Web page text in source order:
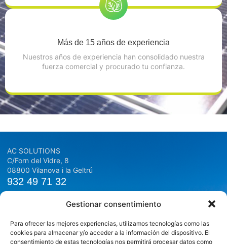
Gestionar consentimiento
Para ofrecer las mejores experiencias, utilizamos tecnologías como las
cookies para almacenar y/o acceder a la información del dispositivo. El
consentimiento de estas tecnologías nos permitirá procesar datos como
Más de 15 años de experiencia
Nuestros años de experiencia han consolidado nuestra
fuerza comercial y procurado tu confianza.
AC SOLUTIONS
C/Forn del Vidre, 8
08800 Vilanova i la Geltrú
932 49 71 32
937 68 28 00
info@ac-solutions.es
Información
Política de privacidad
Compañía
Inicio